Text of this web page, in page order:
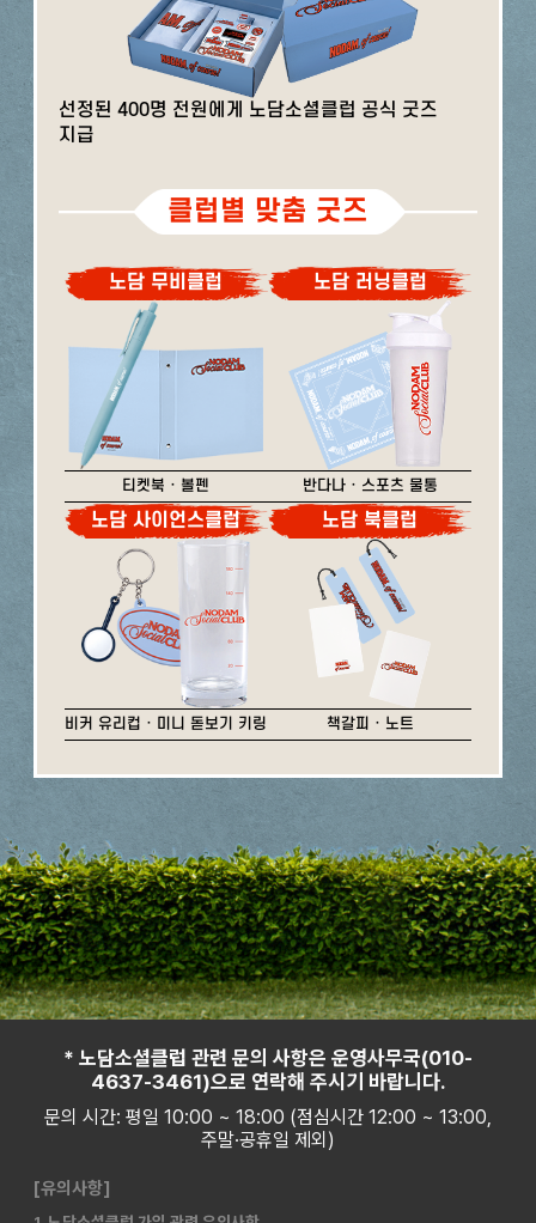
선정된 400명 전원에게 노담소셜클럽 공식 굿즈
지급
클럽별 맞춤 굿즈
노담 무비클럽
티켓북 · 볼펜
노담 러닝클럽
반다나 · 스포츠 물통
노담 사이언스클럽
비커 유리컵 · 미니 돋보기 키링
노담 북클럽
책갈피 · 노트
* 노담소셜클럽 관련 문의 사항은 운영사무국(010-
4637-3461)으로 연락해 주시기 바랍니다.
문의 시간: 평일 10:00 ~ 18:00 (점심시간 12:00 ~ 13:00,
주말·공휴일 제외)
[유의사항]